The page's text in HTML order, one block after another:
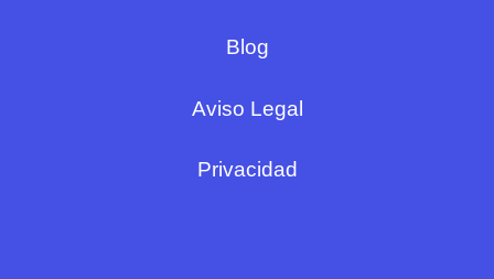
Blog
Aviso Legal
Privacidad